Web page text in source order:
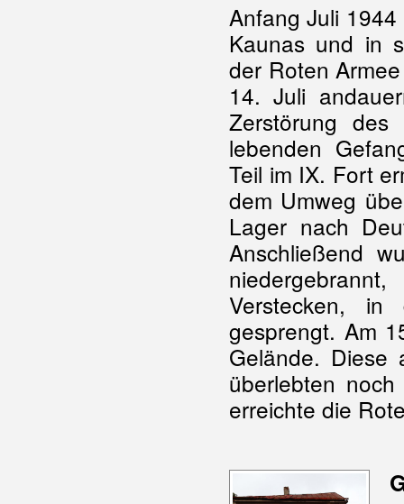
Anfang Juli
Kaunas und in
der Roten
14. Juli
Zerstörung
lebenden
Teil im IX. Fort
dem Umweg
Lager nach
Anschließend
Verstecken,
gesprengt. Am
Gelände. Diese
überlebten
erreichte die